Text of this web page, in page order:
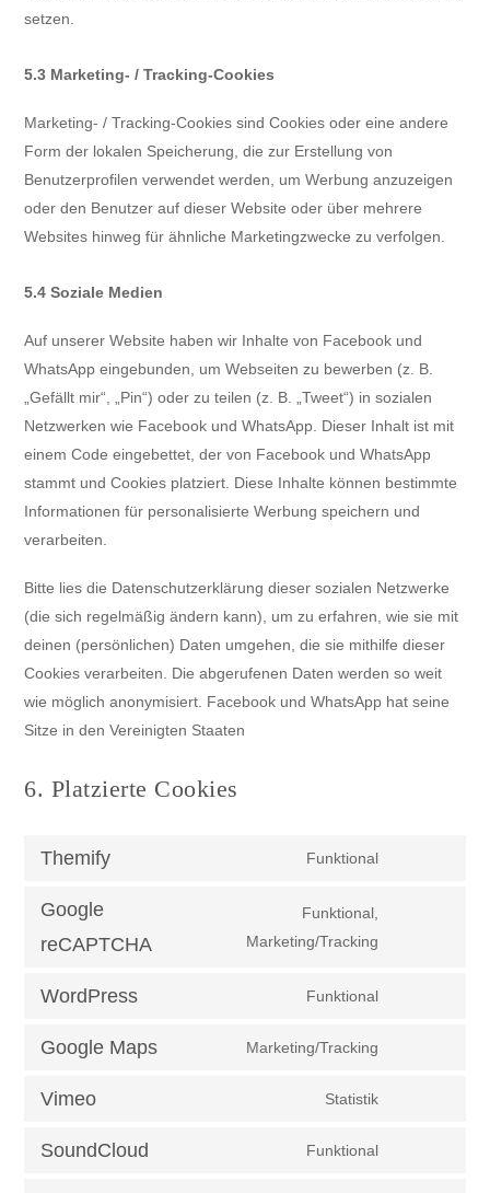
setzen.
5.3 Marketing- / Tracking-Cookies
Marketing- / Tracking-Cookies sind Cookies oder eine andere
Form der lokalen Speicherung, die zur Erstellung von
Benutzerprofilen verwendet werden, um Werbung anzuzeigen
oder den Benutzer auf dieser Website oder über mehrere
Websites hinweg für ähnliche Marketingzwecke zu verfolgen.
5.4 Soziale Medien
Auf unserer Website haben wir Inhalte von Facebook und
WhatsApp eingebunden, um Webseiten zu bewerben (z. B.
„Gefällt mir“, „Pin“) oder zu teilen (z. B. „Tweet“) in sozialen
Netzwerken wie Facebook und WhatsApp. Dieser Inhalt ist mit
einem Code eingebettet, der von Facebook und WhatsApp
stammt und Cookies platziert. Diese Inhalte können bestimmte
Informationen für personalisierte Werbung speichern und
verarbeiten.
Bitte lies die Datenschutzerklärung dieser sozialen Netzwerke
(die sich regelmäßig ändern kann), um zu erfahren, wie sie mit
deinen (persönlichen) Daten umgehen, die sie mithilfe dieser
Cookies verarbeiten. Die abgerufenen Daten werden so weit
wie möglich anonymisiert. Facebook und WhatsApp hat seine
Sitze in den Vereinigten Staaten
6. Platzierte Cookies
Themify Funktional
Google
reCAPTCHA
Funktional,
Marketing/Tracking
WordPress Funktional
Google Maps Marketing/Tracking
Vimeo Statistik
SoundCloud Funktional